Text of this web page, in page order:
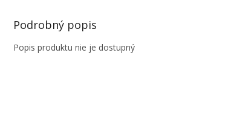
Podrobný popis
Popis produktu nie je dostupný